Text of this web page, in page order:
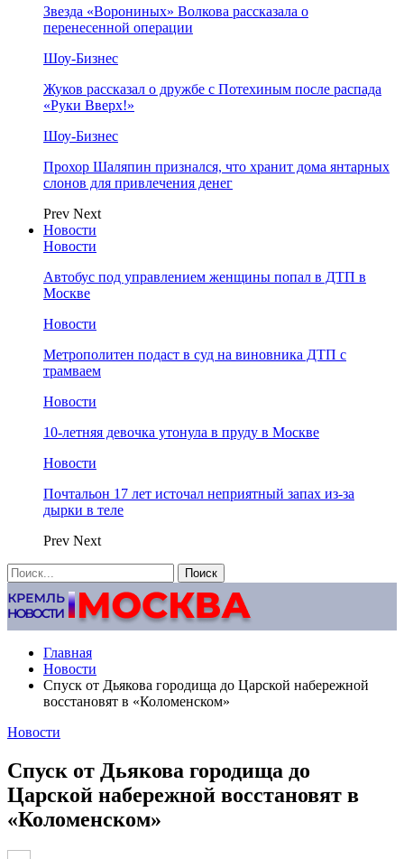
Звезда «Ворониных» Волкова рассказала о
перенесенной операции
Шоу-Бизнес
Жуков рассказал о дружбе с Потехиным после распада
«Руки Вверх!»
Шоу-Бизнес
Прохор Шаляпин признался, что хранит дома янтарных
слонов для привлечения денег
Prev Next
Новости
Новости
Автобус под управлением женщины попал в ДТП в
Москве
Новости
Метрополитен подаст в суд на виновника ДТП с
трамваем
Новости
10-летняя девочка утонула в пруду в Москве
Новости
Почтальон 17 лет источал неприятный запах из-за
дырки в теле
Prev Next
Главная
Новости
Спуск от Дьякова городища до Царской набережной
восстановят в «Коломенском»
Новости
Спуск от Дьякова городища до
Царской набережной восстановят в
«Коломенском»